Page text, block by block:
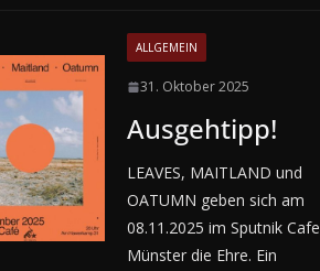
ALLGEMEIN
31. Oktober 2025
Ausgehtipp!
LEAVES, MAITLAND und
OATUMN geben sich am
08.11.2025 im Sputnik Cafe
Münster die Ehre. Ein